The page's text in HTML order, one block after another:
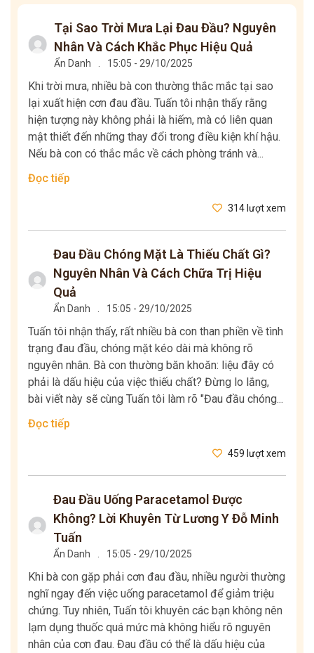
Tại Sao Trời Mưa Lại Đau Đầu? Nguyên
Nhân Và Cách Khắc Phục Hiệu Quả
Ẩn Danh 15:05 - 29/10/2025
Khi trời mưa, nhiều bà con thường thắc mắc tại sao
lại xuất hiện cơn đau đầu. Tuấn tôi nhận thấy rằng
hiện tượng này không phải là hiếm, mà có liên quan
mật thiết đến những thay đổi trong điều kiện khí hậu.
Nếu bà con có thắc mắc về cách phòng tránh và...
Đọc tiếp
314 lượt xem
Đau Đầu Chóng Mặt Là Thiếu Chất Gì?
Nguyên Nhân Và Cách Chữa Trị Hiệu
Quả
Ẩn Danh 15:05 - 29/10/2025
Tuấn tôi nhận thấy, rất nhiều bà con than phiền về tình
trạng đau đầu, chóng mặt kéo dài mà không rõ
nguyên nhân. Bà con thường băn khoăn: liệu đây có
phải là dấu hiệu của việc thiếu chất? Đừng lo lắng,
bài viết này sẽ cùng Tuấn tôi làm rõ "Đau đầu chóng...
Đọc tiếp
459 lượt xem
Đau Đầu Uống Paracetamol Được
Không? Lời Khuyên Từ Lương Y Đỗ Minh
Tuấn
Ẩn Danh 15:05 - 29/10/2025
Khi bà con gặp phải cơn đau đầu, nhiều người thường
nghĩ ngay đến việc uống paracetamol để giảm triệu
chứng. Tuy nhiên, Tuấn tôi khuyên các bạn không nên
lạm dụng thuốc quá mức mà không hiểu rõ nguyên
nhân của cơn đau. Đau đầu có thể là dấu hiệu của